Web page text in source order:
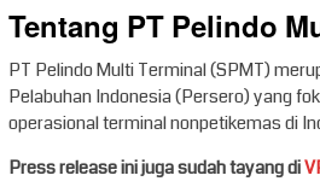
Tentang PT Pelindo
PT Pelindo Multi Terminal (SPMT)
Pelabuhan Indonesia (Persero) yang
operasional terminal nonpetikemas di
Press release ini juga sudah tayang di